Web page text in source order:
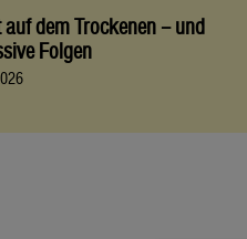
dem Trockenen – und
Folgen